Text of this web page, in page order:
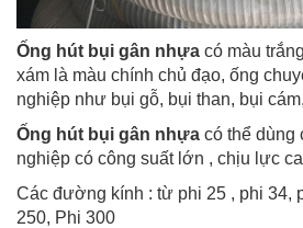
Ống hút bụi gân nhựa có màu
xám là màu chính chủ đạo, ống
nghiệp như bụi gỗ, bụi than, bụi
Ống hút bụi gân nhựa có thể dùng
nghiệp có công suất lớn , chịu lực
Các đường kính : từ phi 25 , phi 34,
250, Phi 300